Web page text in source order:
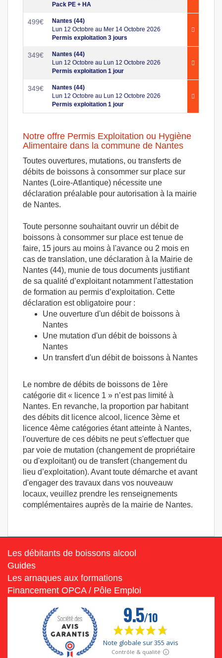
Pack PE + HA
499€
Nantes (44)
Lun 12 Octobre au Mer 14 Octobre 2026
Permis exploitation 3 jours
349€
Nantes (44)
Lun 12 Octobre au Lun 12 Octobre 2026
Permis exploitation 1 jour
349€
Nantes (44)
Lun 12 Octobre au Lun 12 Octobre 2026
Permis exploitation 1 jour
Notre offre Permis Exploitation ou Hygiène
Alimentaire dans la commune de Nantes
Toutes ouvertures, mutations, ou transferts de
débits de boissons à consommer sur place sur
Nantes (Loire-Atlantique) nécessite une
déclaration préalable pour autorisation à la mairie
de Nantes.
Toute personne souhaitant ouvrir un débit de
boissons à consommer sur place est tenue de
faire, 15 jours au moins à l'avance ou 2 mois en
cas de translation, une déclaration à la Mairie de
Nantes (44), munie de tous documents justifiant
de sa qualité d’exploitant notamment l'attestation
de formation au permis d’exploitation. Cette
déclaration est obligatoire pour :
Une ouverture d'un débit de boissons à
Nantes
Une mutation d'un débit de boissons à
Nantes
Un transfert d'un débit de boissons à Nantes
Le nombre de débits de boissons de 1ère
catégorie dit « licence 1 » n’est pas limité à
Nantes. En revanche, la proportion par habitant
des débits dit licence alcool, licence 3ème et
licence 4ème catégories étant atteinte à Nantes,
l'ouverture de ces débits ne peut s'effectuer que
par voie de mutation (changement de propriétaire
ou d'exploitant) ou de transfert (changement du
lieu d’exploitation). Avant toute démarche et avant
d'engager des travaux dans vos nouveauw
locaux, veuillez prendre les renseignements
complémentaires auprès de la mairie de Nantes.
Les débitants de boissons alcool
Guides
Les arnaques aux formations
Financement OPCA / Pôle Emploi